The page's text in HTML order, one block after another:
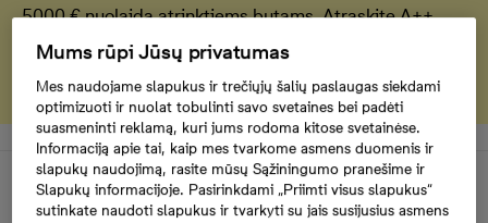
5000 € nuolaida atrinktiems butams. Atraskite A++
energinės klasės namus, kuriuose dera komfortas,
kokybė ir gyvenimas žalumos apsuptyje.
Apie projektą
Mums rūpi Jūsų privatumas
Mes naudojame slapukus ir trečiųjų šalių paslaugas siekdami
optimizuoti ir nuolat tobulinti savo svetaines bei padėti
suasmeninti reklamą, kuri jums rodoma kitose svetainėse.
Informaciją apie tai, kaip mes tvarkome asmens duomenis ir
slapukų naudojimą, rasite mūsų Sąžiningumo pranešime ir
Slapukų informacijoje. Pasirinkdami „Priimti visus slapukus“
sutinkate naudoti slapukus ir tvarkyti su jais susijusius asmens